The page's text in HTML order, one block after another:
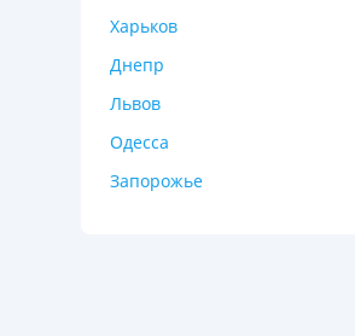
Харьков
Днепр
Львов
Одесса
Запорожье